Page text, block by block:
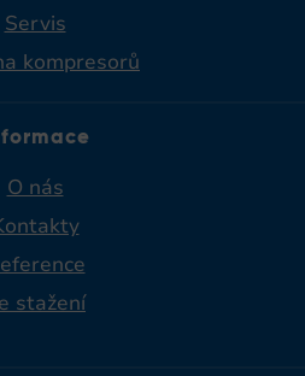
Servis
kompresorů
O nás
stažení